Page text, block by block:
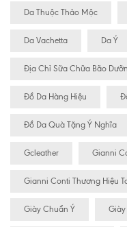
Da Thuộc Thảo Mộc
Da Vachetta Da Ý
Địa Chỉ Sữa Chữa Bão
Đồ Da Hàng Hiệu
Đồ Da Quà Tặng Ý Nghĩa
Gcleather Gianni
Gianni Conti Thương Hiệu
Giày Chuẩn Ý